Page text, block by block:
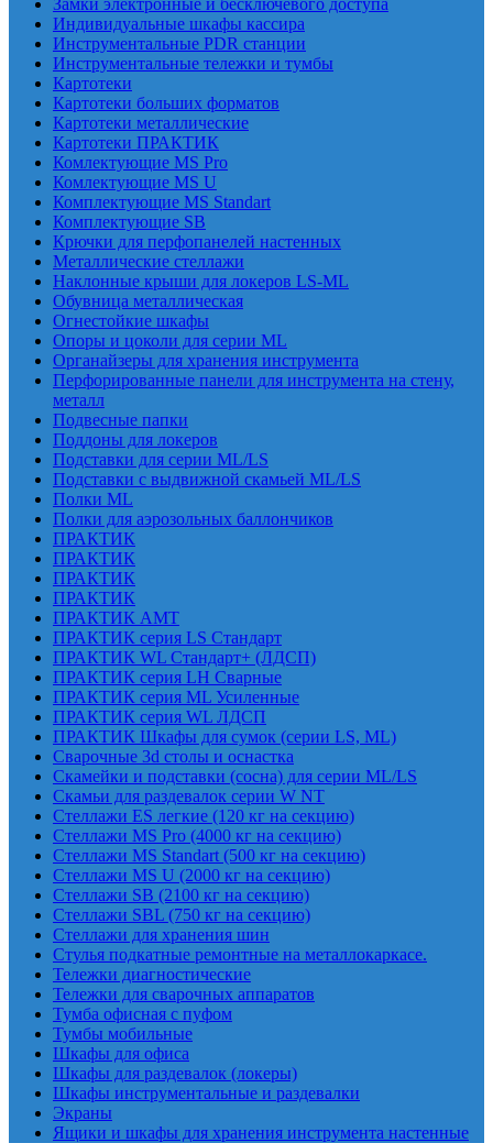
Замки электронные и бесключевого доступа
Индивидуальные шкафы кассира
Инструментальные PDR станции
Инструментальные тележки и тумбы
Картотеки
Картотеки больших форматов
Картотеки металлические
Картотеки ПРАКТИК
Комлектующие MS Pro
Комлектующие MS U
Комплектующие MS Standart
Комплектующие SB
Крючки для перфопанелей настенных
Металлические стеллажи
Наклонные крыши для локеров LS-ML
Обувница металлическая
Огнестойкие шкафы
Опоры и цоколи для серии ML
Органайзеры для хранения инструмента
Перфорированные панели для инструмента на стену,
металл
Подвесные папки
Поддоны для локеров
Подставки для серии ML/LS
Подставки с выдвижной скамьей ML/LS
Полки ML
Полки для аэрозольных баллончиков
ПРАКТИК
ПРАКТИК
ПРАКТИК
ПРАКТИК
ПРАКТИК AMT
ПРАКТИК cерия LS Стандарт
ПРАКТИК WL Стандарт+ (ЛДСП)
ПРАКТИК серия LH Сварные
ПРАКТИК серия ML Усиленные
ПРАКТИК серия WL ЛДСП
ПРАКТИК Шкафы для сумок (серии LS, ML)
Сварочные 3d столы и оснастка
Скамейки и подставки (сосна) для серии ML/LS
Скамьи для раздевалок серии W NT
Стеллажи ES легкие (120 кг на секцию)
Стеллажи MS Pro (4000 кг на секцию)
Стеллажи MS Standart (500 кг на секцию)
Стеллажи MS U (2000 кг на секцию)
Стеллажи SB (2100 кг на секцию)
Стеллажи SBL (750 кг на секцию)
Стеллажи для хранения шин
Стулья подкатные ремонтные на металлокаркасе.
Тележки диагностические
Тележки для сварочных аппаратов
Тумба офисная с пуфом
Тумбы мобильные
Шкафы для офиса
Шкафы для раздевалок (локеры)
Шкафы инструментальные и раздевалки
Экраны
Ящики и шкафы для хранения инструмента настенные